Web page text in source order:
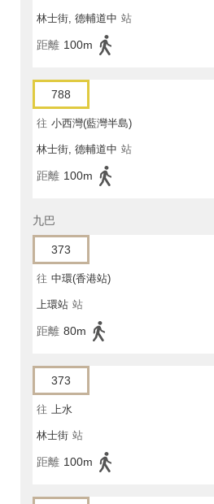
林士街, 德輔道中 站
距離 100m
788
往 小西灣(藍灣半島)
林士街, 德輔道中 站
距離 100m
九巴
373
往 中環(香港站)
上環站 站
距離 80m
373
往 上水
林士街 站
距離 100m